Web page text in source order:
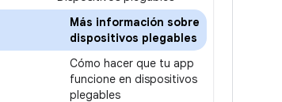
Más información sobre
dispositivos plegables
Cómo hacer que tu app
funcione en dispositivos
plegables